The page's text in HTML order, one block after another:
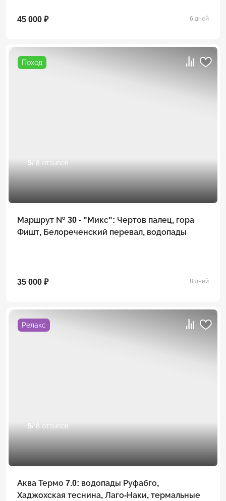
45 000 ₽ 6 дней
Поход
5/ 8 отзывов
Маршрут № 30 - "Микс": Чертов палец, гора
Фишт, Белореченский перевал, водопады
35 000 ₽ 8 дней
Релакс
5/ 8 отзывов
Аква Термо 7.0: водопады Руфабго,
Хаджохская теснина, Лаго-Наки, термальные